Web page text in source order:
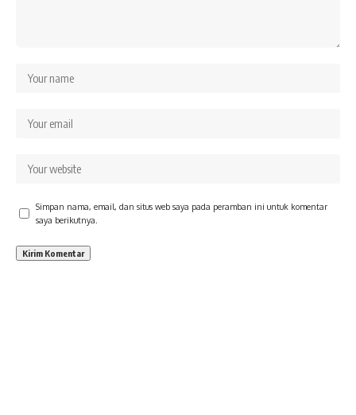
Simpan nama, email, dan situs web saya pada peramban ini untuk komentar
saya berikutnya.